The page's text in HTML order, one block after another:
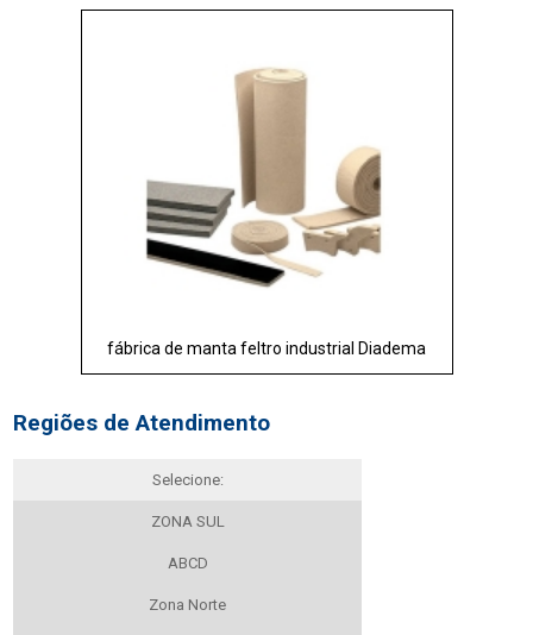
fábrica de manta feltro industrial Diadema
Regiões de Atendimento
Selecione:
ZONA SUL
ABCD
Zona Norte